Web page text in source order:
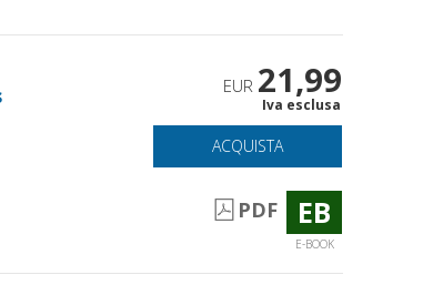
EUR 21,99
Iva esclusa
ACQUISTA
PDF EB
E-BOOK